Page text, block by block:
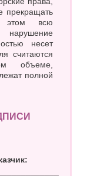
прекращать
этом всю
несет
считаются
объеме,
полной